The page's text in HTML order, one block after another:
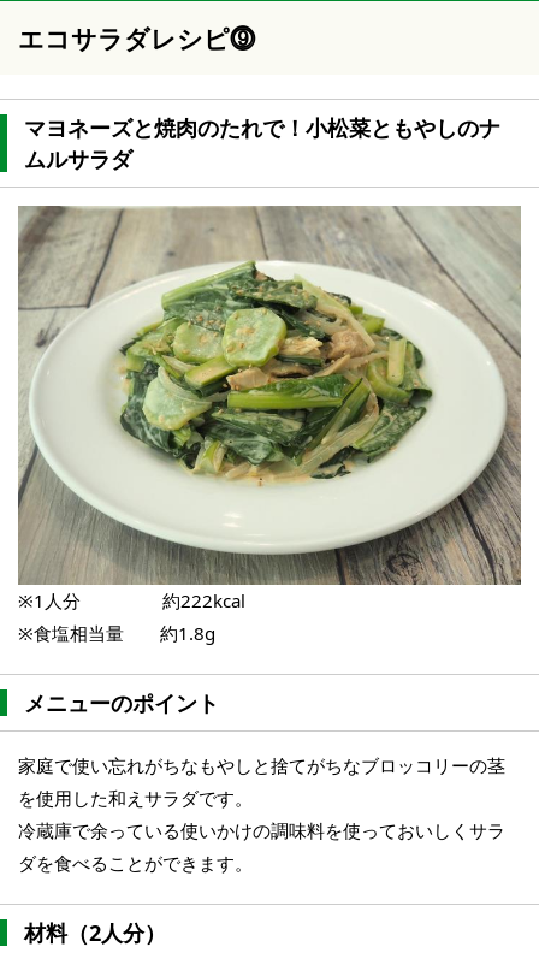
エコサラダレシピ⓽
マヨネーズと焼肉のたれで！小松菜ともやしのナ
ムルサラダ
※1人分 約222kcal
※食塩相当量 約1.8g
メニューのポイント
家庭で使い忘れがちなもやしと捨てがちなブロッコリーの茎
を使用した和えサラダです。
冷蔵庫で余っている使いかけの調味料を使っておいしくサラ
ダを食べることができます。
材料（2人分）